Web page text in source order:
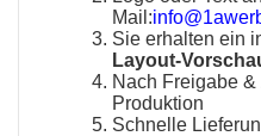
Mail:
Sie erhalten ein
Layout-
Nach Freigabe
Produktion
Schnelle